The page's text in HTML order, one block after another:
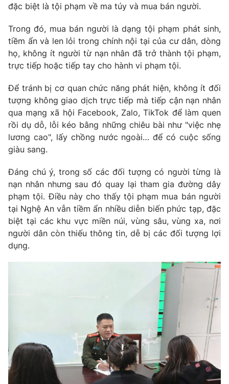
Theo dõi báo trên
Cơ quan chủ quản:Đài Truyền hình Việt Nam
Cơ quan báo chí:Thời báo VTV
Giấy phép hoạt động báo in và báo điện tử số 483/GP-BTTTT
cấp ngày 29/12/2023
Tổng Biên tập: Vũ Thanh Thủy
Phó Tổng Biên tập:Nguyễn Thị Mỹ Hạnh, Phạm Quốc Thắng,
Nguyễn Trọng Ninh
Tổng đài VTV:
Email: toasoan@vtv.vn
Liên hệ quảng cáo: 024-7300.7108
® Cấm sao chép dưới mọi hình thức nếu không có sự chấp
thuận bằng văn bản. Ghi rõ nguồn VTV.vn khi phát hành lại
thông tin từ website này.
đặc biệt là tội phạm về ma túy và mua bán người.
Trong đó, mua bán người là dạng tội phạm phát sinh,
tiềm ẩn và len lỏi trong chính nội tại của cư dân, dòng
họ, không ít người từ nạn nhân đã trở thành tội phạm,
trực tiếp hoặc tiếp tay cho hành vi phạm tội.
Để tránh bị cơ quan chức năng phát hiện, không ít đối
tượng không giao dịch trực tiếp mà tiếp cận nạn nhân
qua mạng xã hội Facebook, Zalo, TikTok để làm quen
rồi dụ dỗ, lỗi kéo bằng những chiêu bài như "việc nhẹ
lương cao", lấy chồng nước ngoài… để có cuộc sống
giàu sang.
Đáng chú ý, trong số các đối tượng có người từng là
nạn nhân nhưng sau đó quay lại tham gia đường dây
phạm tội. Điều này cho thấy tội phạm mua bán người
tại Nghệ An vẫn tiềm ẩn nhiều diễn biến phức tạp, đặc
biệt tại các khu vực miền núi, vùng sâu, vùng xa, nơi
người dân còn thiếu thông tin, dễ bị các đối tượng lợi
dụng.